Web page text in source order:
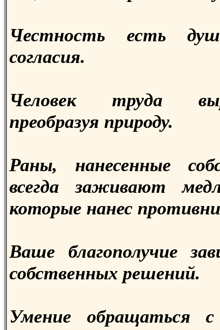
Честность есть
согласия.
Человек труда
преобразуя природу.
Раны, нанесенные
всегда заживают
которые нанес
Ваше благополучие
собственных решений.
Умение обращаться